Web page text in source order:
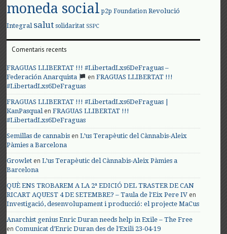
moneda social p2p Foundation Revolució
Integral salut solidaritat SSPC
Comentaris recents
FRAGUAS LLIBERTAT !!! #LibertadLxs6DeFraguas –
Federación Anarquista
enFRAGUAS LLIBERTAT !!!
#LibertadLxs6DeFraguas
FRAGUAS LLIBERTAT !!! #LibertadLxs6DeFraguas |
KanPasqualenFRAGUAS LLIBERTAT !!!
#LibertadLxs6DeFraguas
Semillas de cannabis enL’us Terapèutic del Cànnabis-Aleix
Pàmies a Barcelona
Growlet enL’us Terapèutic del Cànnabis-Aleix Pàmies a
Barcelona
QUÈ ENS TROBAREM A LA 2ª EDICIÓ DEL TRASTER DE CAN
RICART AQUEST 4 DE SETEMBRE? – Taula de l'Eix Pere IV en
Investigació, desenvolupament i producció: el projecte MaCus
Anarchist genius Enric Duran needs help in Exile – The Free
enComunicat d’Enric Duran des de l’Exili 23-04-19